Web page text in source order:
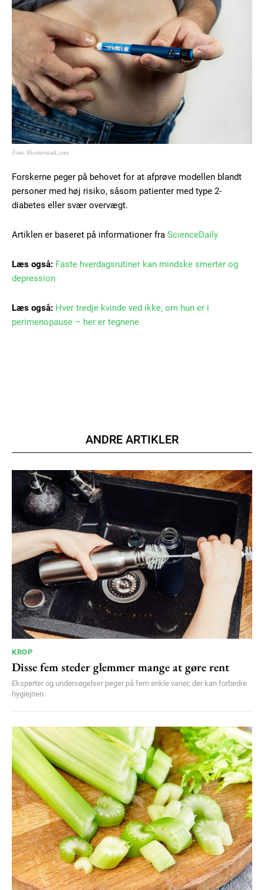
Foto: Shutterstock.com
Forskerne peger på behovet for at afprøve modellen blandt
personer med høj risiko, såsom patienter med type 2-
diabetes eller svær overvægt.
Artiklen er baseret på informationer fra ScienceDaily
Læs også: Faste hverdagsrutiner kan mindske smerter og
depression
Læs også: Hver tredje kvinde ved ikke, om hun er i
perimenopause – her er tegnene
ANDRE ARTIKLER
KROP
Disse fem steder glemmer mange at gøre rent
Eksperter og undersøgelser peger på fem enkle vaner, der kan forbedre
hygiejnen.